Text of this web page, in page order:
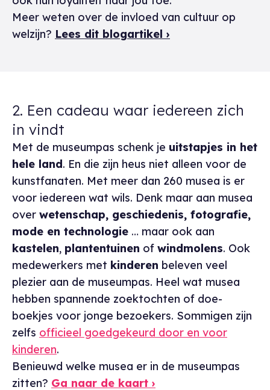
Meer weten over de invloed van cultuur op
welzijn? Lees dit blogartikel ›
2. Een cadeau waar iedereen zich
in vindt
Met de museumpas schenk je uitstapjes in het
hele land. En die zijn heus niet alleen voor de
kunstfanaten. Met meer dan 260 musea is er
voor iedereen wat wils. Denk maar aan musea
over wetenschap, geschiedenis, fotografie,
mode en technologie … maar ook aan
kastelen, plantentuinen of windmolens. Ook
medewerkers met kinderen beleven veel
plezier aan de museumpas. Heel wat musea
hebben spannende zoektochten of doe-
boekjes voor jonge bezoekers. Sommigen zijn
zelfs officieel goedgekeurd door en voor
kinderen.
Benieuwd welke musea er in de museumpas
zitten? Ga naar de kaart ›